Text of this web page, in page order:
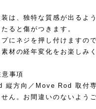
装は、独特な質感が出るよ
ると傷がつきます。
プにネジを押し付けますの
材の経年変化をお楽しみく
事項
縦方向／Move Rod 取付
ん。お間違いのないよう